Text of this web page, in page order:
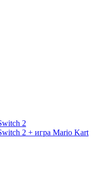
2
2 + игра Mario Kart